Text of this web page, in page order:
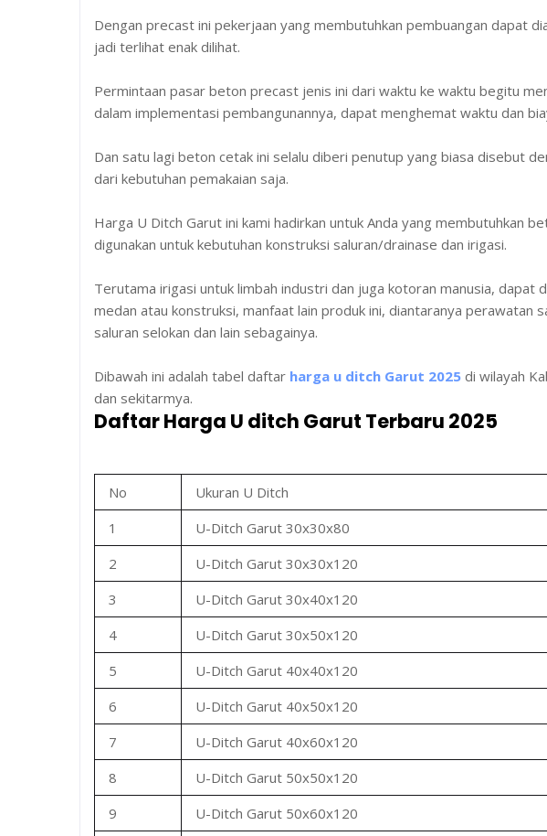
Dengan precast ini pekerjaan yang membutuhkan pembuangan dapat
jadi terlihat enak dilihat.
Permintaan pasar beton precast jenis ini dari waktu ke waktu begitu
dalam implementasi pembangunannya, dapat menghemat waktu dan
Dan satu lagi beton cetak ini selalu diberi penutup yang biasa disebut
dari kebutuhan pemakaian saja.
Harga U Ditch Garut ini kami hadirkan untuk Anda yang membutuhkan
digunakan untuk kebutuhan konstruksi saluran/drainase dan irigasi.
Terutama irigasi untuk limbah industri dan juga kotoran manusia, dapat
medan atau konstruksi, manfaat lain produk ini, diantaranya perawatan
saluran selokan dan lain sebagainya.
Dibawah ini adalah tabel daftar harga u ditch Garut 2025 di wilayah
dan sekitarmya.
Daftar Harga U ditch Garut Terbaru 2025
No Ukuran U Ditch
1
U-Ditch Garut 30x30x80
2
U-Ditch Garut 30x30x120
3
U-Ditch Garut 30x40x120
4
U-Ditch Garut 30x50x120
5
U-Ditch Garut 40x40x120
6
U-Ditch Garut 40x50x120
7
U-Ditch Garut 40x60x120
8
U-Ditch Garut 50x50x120
9
U-Ditch Garut 50x60x120